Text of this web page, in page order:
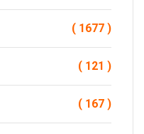
( 1677 )
( 121 )
( 167 )